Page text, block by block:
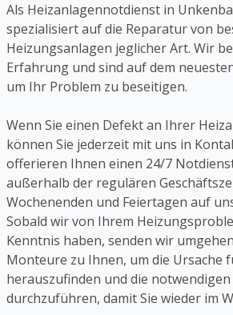
Als Heizanlagennotdienst in
spezialisiert auf die Reparatur von
Heizungsanlagen jeglicher Art. Wir
Erfahrung und sind auf dem
um Ihr Problem zu beseitigen.
Wenn Sie einen Defekt an Ihrer
können Sie jederzeit mit uns in
offerieren Ihnen einen 24/7
außerhalb der regulären
Wochenenden und Feiertagen auf
Sobald wir von Ihrem
Kenntnis haben, senden wir
Monteure zu Ihnen, um die Ursache
herauszufinden und die
durchzuführen, damit Sie wieder im